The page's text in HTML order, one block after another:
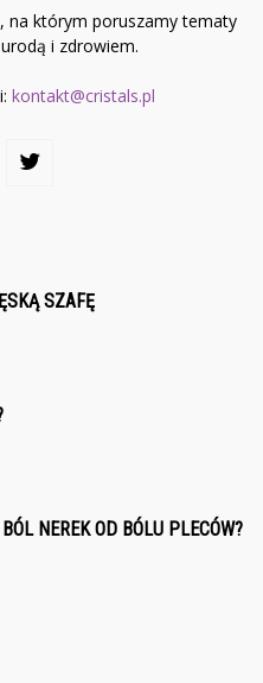
na którym poruszamy tematy
i zdrowiem.
kontakt@cristals.pl
SZAFĘ
NEREK OD BÓLU PLECÓW?